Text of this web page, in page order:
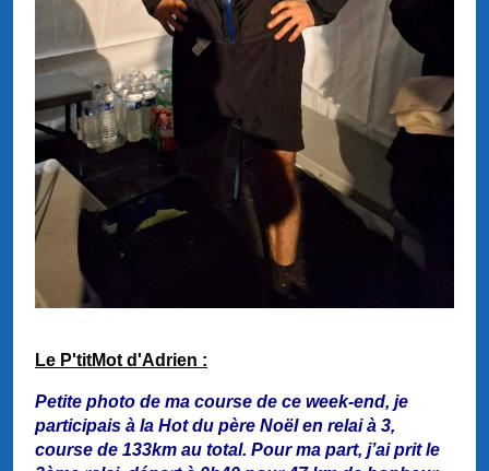
Le P'titMot d'Adrien :
Petite photo de ma course de ce week-end, je
participais à la Hot du père Noël en relai à 3,
course de 133km au total. Pour ma part, j’ai prit le